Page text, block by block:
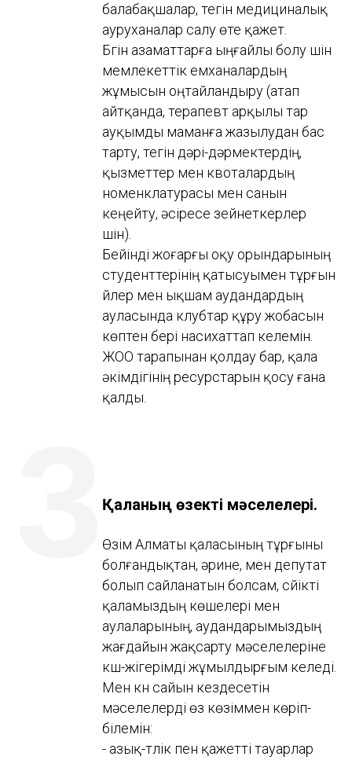
балабақшалар, тегін медициналық
ауруханалар салу өте қажет.
Бүгін азаматтарға ыңғайлы болу үшін
мемлекеттік емханалардың
жұмысын оңтайландыру (атап
айтқанда, терапевт арқылы тар
ауқымды маманға жазылудан бас
тарту, тегін дәрі-дәрмектердің,
қызметтер мен квоталардың
номенклатурасы мен санын
кеңейту, әсіресе зейнеткерлер
үшін).
Бейінді жоғарғы оқу орындарының
студенттерінің қатысуымен тұрғын
үйлер мен ықшам аудандардың
ауласында клубтар құру жобасын
көптен бері насихаттап келемін.
ЖОО тарапынан қолдау бар, қала
әкімдігінің ресурстарын қосу ғана
қалды.
Қаланың өзекті мәселелері.
Өзім Алматы қаласының тұрғыны
болғандықтан, әрине, мен депутат
болып сайланатын болсам, сүйікті
қаламыздың көшелері мен
аулаларының, аудандарымыздың
жағдайын жақсарту мәселелеріне
күш-жігерімді жұмылдырғым келеді.
Мен күн сайын кездесетін
мәселелерді өз көзіммен көріп-
білемін:
- азық-түлік пен қажетті тауарлар